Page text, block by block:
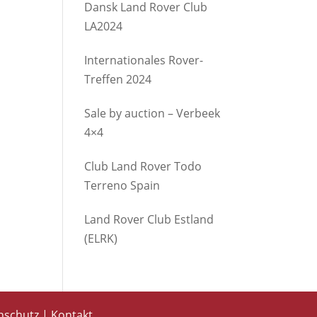
Dansk Land Rover Club
LA2024
Internationales Rover-
Treffen 2024
Sale by auction – Verbeek
4×4
Club Land Rover Todo
Terreno Spain
Land Rover Club Estland
(ELRK)